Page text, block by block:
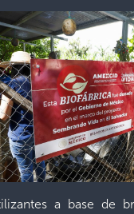
a base de